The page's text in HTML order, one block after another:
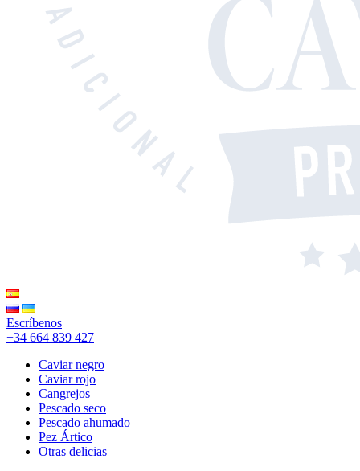
Escríbenos
+34 664 839 427
Caviar negro
Caviar rojo
Cangrejos
Pescado seco
Pescado ahumado
Pez Ártico
Otras delicias